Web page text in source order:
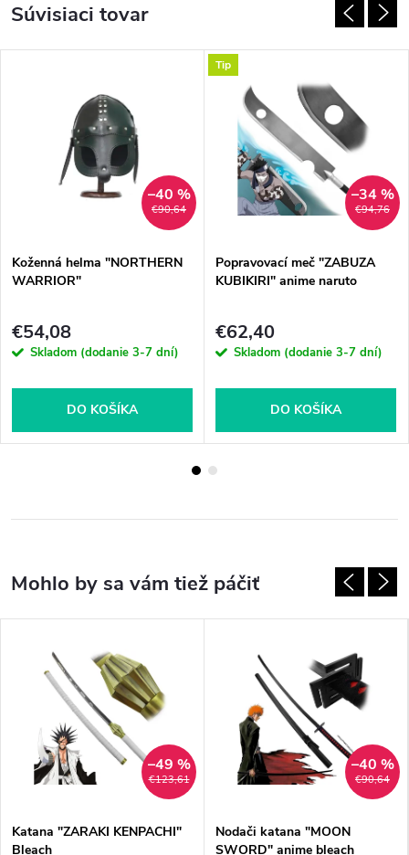
Súvisiaci tovar
€90,64
–40 %
Koženná helma "NORTHERN
WARRIOR"
€54,08
Skladom (dodanie 3-7 dní)
DO KOŠÍKA
Tip
€94,76
–34 %
Popravovací meč "ZABUZA
KUBIKIRI" anime naruto
€62,40
Skladom (dodanie 3-7 dní)
DO KOŠÍKA
€123,61
–49 %
Katana "ZARAKI KENPACHI"
Bleach
€90,64
–40 %
Nodači katana "MOON
SWORD" anime bleach